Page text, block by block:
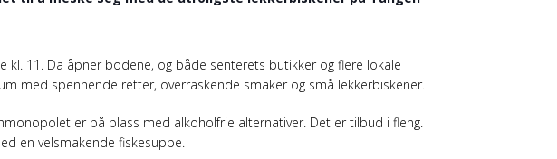
kl. 11. Da åpner bodene, og både senterets butikker og flere lokale
med spennende retter, overraskende smaker og små lekkerbiskener.
er på plass med alkoholfrie alternativer. Det er tilbud i fleng.
en velsmakende fiskesuppe.